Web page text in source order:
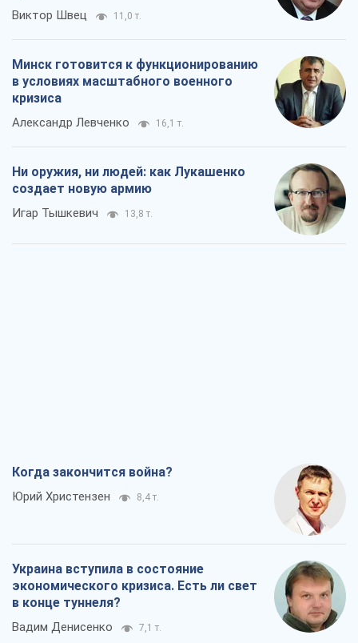
Виктор Швец 11,0 т.
Минск готовится к функционированию
в условиях масштабного военного
кризиса
Александр Левченко 16,1 т.
Ни оружия, ни людей: как Лукашенко
создает новую армию
Игар Тышкевич 13,8 т.
Когда закончится война?
Юрий Христензен 8,4 т.
Украина вступила в состояние
экономического кризиса. Есть ли свет
в конце туннеля?
Вадим Денисенко 7,1 т.